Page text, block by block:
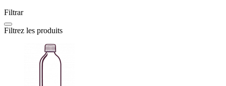
Filtrar
Filtrez les produits